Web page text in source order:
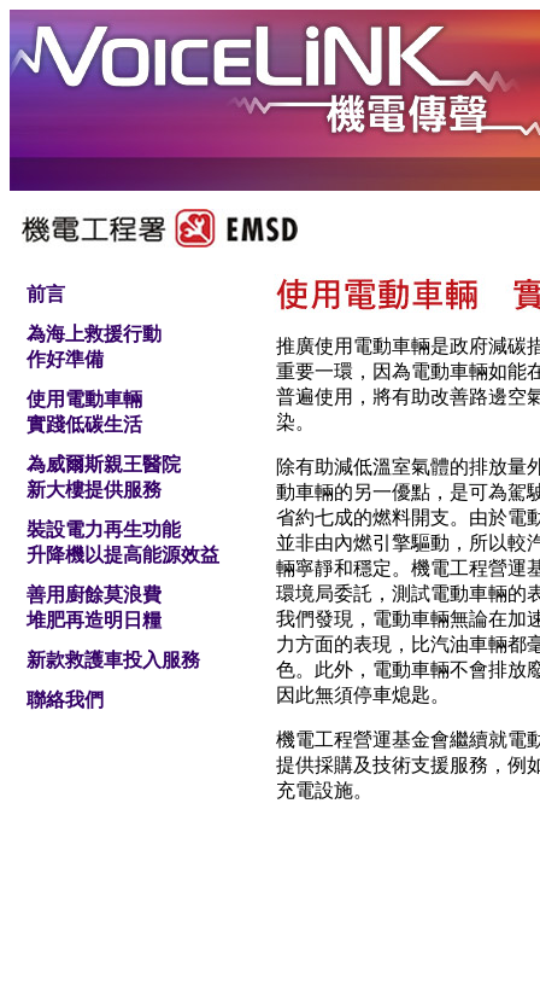
前言
為海上救援行動
作好準備
使用電動車輛
實踐低碳生活
為威爾斯親王醫院
新大樓提供服務
裝設電力再生功能
升降機以提高能源效益
善用廚餘莫浪費
堆肥再造明日糧
新款救護車投入服務
聯絡我們
推廣使用電動車輛是政府減碳
重要一環，因為電動車輛如能
普遍使用，將有助改善路邊空
染。
除有助減低溫室氣體的排放量
動車輛的另一優點，是可為駕
省約七成的燃料開支。由於電
並非由內燃引擎驅動，所以較
輛寧靜和穩定。機電工程營運
環境局委託，測試電動車輛的
我們發現，電動車輛無論在加
力方面的表現，比汽油車輛都
色。此外，電動車輛不會排放
因此無須停車熄匙。
機電工程營運基金會繼續就電
提供採購及技術支援服務，例
充電設施。